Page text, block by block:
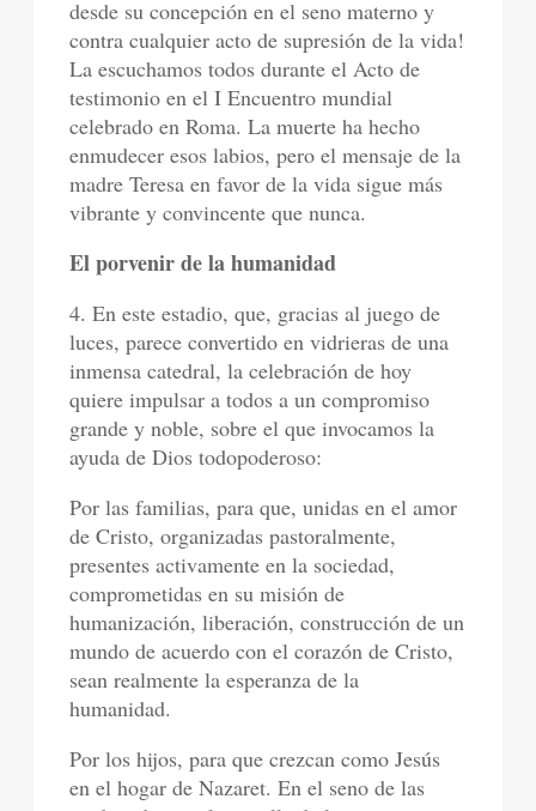
desde su concepción en el seno materno y
contra cualquier acto de supresión de la vida!
La escuchamos todos durante el Acto de
testimonio en el I Encuentro mundial
celebrado en Roma. La muerte ha hecho
enmudecer esos labios, pero el mensaje de la
madre Teresa en favor de la vida sigue más
vibrante y convincente que nunca.
El porvenir de la humanidad
4. En este estadio, que, gracias al juego de
luces, parece convertido en vidrieras de una
inmensa catedral, la celebración de hoy
quiere impulsar a todos a un compromiso
grande y noble, sobre el que invocamos la
ayuda de Dios todopoderoso:
Por las familias, para que, unidas en el amor
de Cristo, organizadas pastoralmente,
presentes activamente en la sociedad,
comprometidas en su misión de
humanización, liberación, construcción de un
mundo de acuerdo con el corazón de Cristo,
sean realmente la esperanza de la
humanidad.
Por los hijos, para que crezcan como Jesús
en el hogar de Nazaret. En el seno de las